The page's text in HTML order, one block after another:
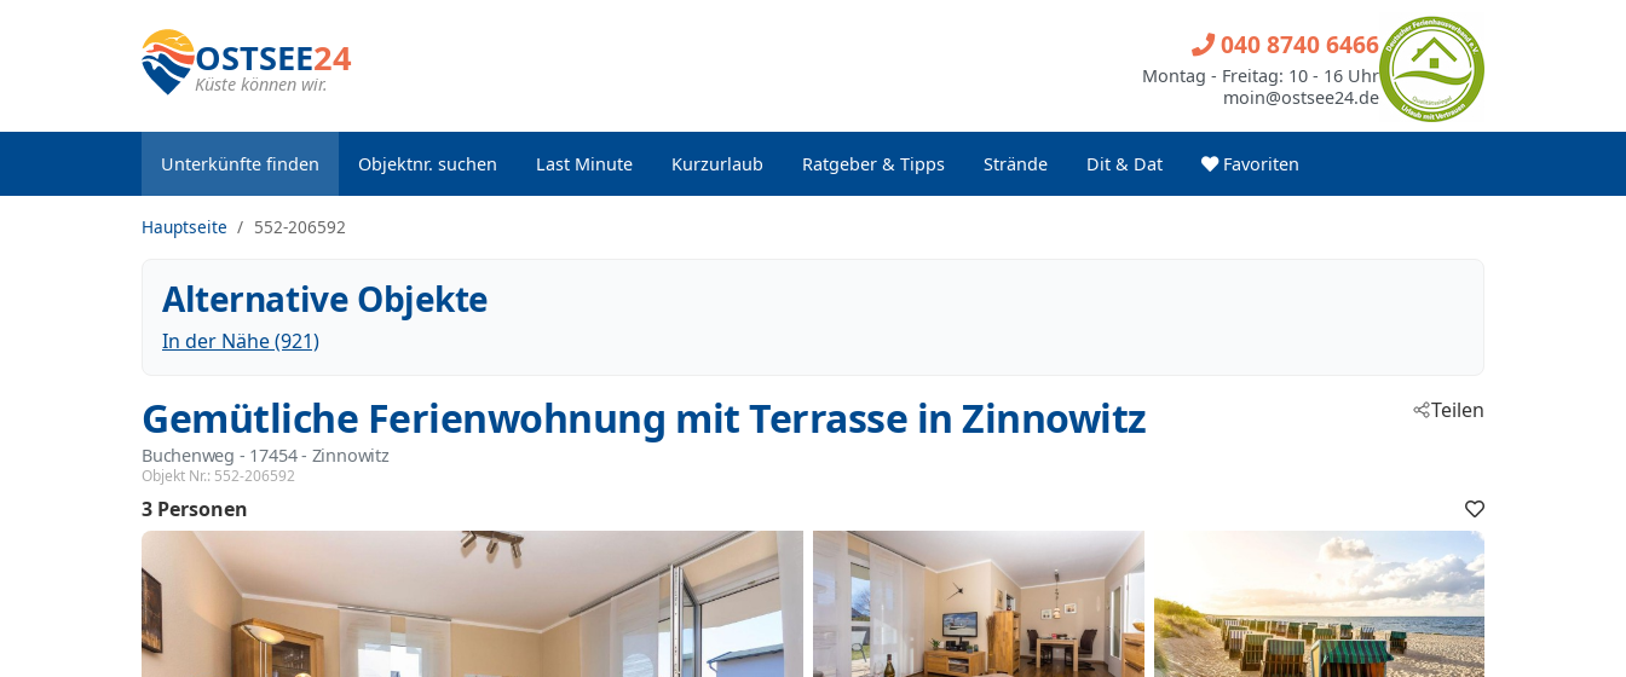
OSTSEE24
Küste können wir.
Unterkünfte finden Objektnr. suchen Last Minute Kurzurlaub Ratgeber & Tipps Strände Dit & Dat Favoriten
040 8740 6466
Montag - Freitag: 10 - 16 Uhr
moin@ostsee24.de
Hauptseite 552-206592
Alternative Objekte
In der Nähe (921)
Gemütliche Ferienwohnung mit Terrasse in Zinnowitz
Buchenweg - 17454 - Zinnowitz
Objekt Nr.: 552-206592
Teilen
3 Personen